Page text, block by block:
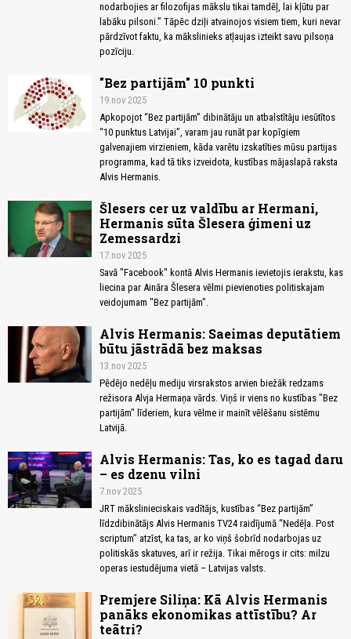
nodarbojies ar filozofijas mākslu tikai tamdēļ, lai kļūtu par
labāku pilsoni.” Tāpēc dziļi atvainojos visiem tiem, kuri nevar
pārdzīvot faktu, ka mākslinieks atļaujas izteikt savu pilsoņa
pozīciju.
"Bez partijām" 10 punkti
19.nov 2025
Apkopojot “Bez partijām” dibinātāju un atbalstītāju iesūtītos
“10 punktus Latvijai”, varam jau runāt par kopīgiem
galvenajiem virzieniem, kāda varētu izskatīties mūsu partijas
programma, kad tā tiks izveidota, kustības mājaslapā raksta
Alvis Hermanis.
Šlesers cer uz valdību ar Hermani,
Hermanis sūta Šlesera ģimeni uz
Zemessardzi
17.nov 2025
Savā "Facebook" kontā Alvis Hermanis ievietojis ierakstu, kas
liecina par Aināra Šlesera vēlmi pievienoties politiskajam
veidojumam "Bez partijām".
Alvis Hermanis: Saeimas deputātiem
būtu jāstrādā bez maksas
13.nov 2025
Pēdējo nedēļu mediju virsrakstos arvien biežāk redzams
režisora Alvja Hermaņa vārds. Viņš ir viens no kustības "Bez
partijām" līderiem, kura vēlme ir mainīt vēlēšanu sistēmu
Latvijā.
Alvis Hermanis: Tas, ko es tagad daru
– es dzenu vilni
7.nov 2025
JRT mākslinieciskais vadītājs, kustības “Bez partijām”
līdzdibinātājs Alvis Hermanis TV24 raidījumā “Nedēļa. Post
scriptum” atzīst, ka tas, ar ko viņš šobrīd nodarbojas uz
politiskās skatuves, arī ir režija. Tikai mērogs ir cits: milzu
operas iestudējuma vietā – Latvijas valsts.
Premjere Siliņa: Kā Alvis Hermanis
panāks ekonomikas attīstību? Ar
teātri?